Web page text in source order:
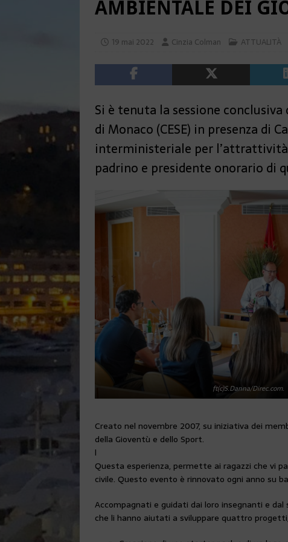
AMBIENTALE DEI
19 mai 2022 Cinzia Colman ATTUALITÀ
Si è tenuta la sessione
di Monaco (CESE) in presenza di
interministeriale per l’attrattività
padrino e presidente onorario di
ft(c)S.Danna/Direc.com.
Creato nel novembre 2007, su iniziativa dei
della Gioventù e dello Sport.
l
Questa esperienza, permette ai ragazzi che vi
civile. Questo evento è rinnovato ogni anno su
Accompagnati e guidati dai loro insegnanti e
che li hanno aiutati a sviluppare quattro